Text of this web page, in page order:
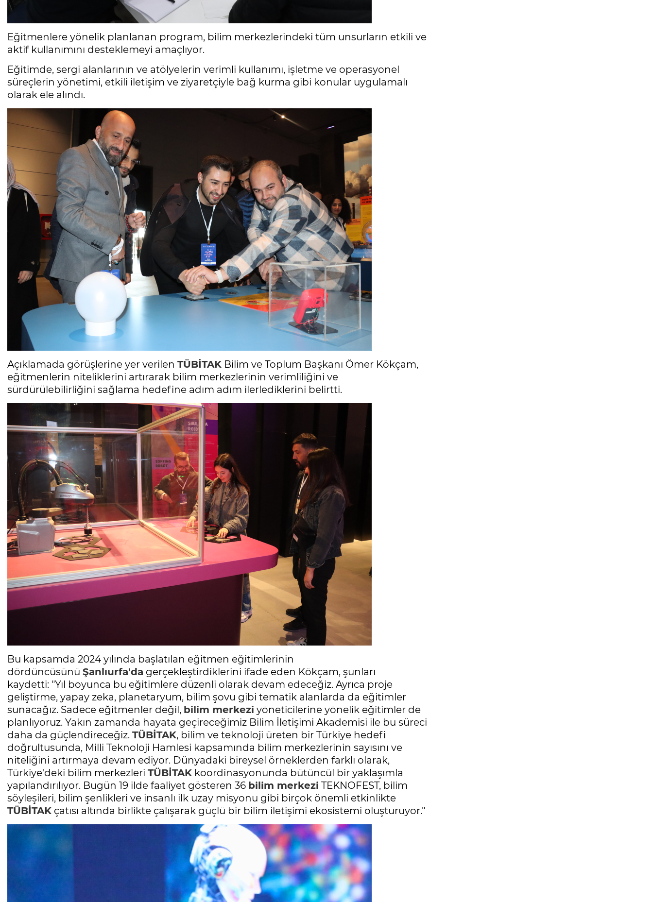
Eğitmenlere yönelik planlanan program, bilim merkezlerindeki tüm unsurların etkili ve
aktif kullanımını desteklemeyi amaçlıyor.
Eğitimde, sergi alanlarının ve atölyelerin verimli kullanımı, işletme ve operasyonel
süreçlerin yönetimi, etkili iletişim ve ziyaretçiyle bağ kurma gibi konular uygulamalı
olarak ele alındı.
Açıklamada görüşlerine yer verilen TÜBİTAK Bilim ve Toplum Başkanı Ömer Kökçam,
eğitmenlerin niteliklerini artırarak bilim merkezlerinin verimliliğini ve
sürdürülebilirliğini sağlama hedefine adım adım ilerlediklerini belirtti.
Bu kapsamda 2024 yılında başlatılan eğitmen eğitimlerinin
dördüncüsünü Şanlıurfa'da gerçekleştirdiklerini ifade eden Kökçam, şunları
kaydetti: "Yıl boyunca bu eğitimlere düzenli olarak devam edeceğiz. Ayrıca proje
geliştirme, yapay zeka, planetaryum, bilim şovu gibi tematik alanlarda da eğitimler
sunacağız. Sadece eğitmenler değil, bilim merkezi yöneticilerine yönelik eğitimler de
planlıyoruz. Yakın zamanda hayata geçireceğimiz Bilim İletişimi Akademisi ile bu süreci
daha da güçlendireceğiz. TÜBİTAK, bilim ve teknoloji üreten bir Türkiye hedefi
doğrultusunda, Milli Teknoloji Hamlesi kapsamında bilim merkezlerinin sayısını ve
niteliğini artırmaya devam ediyor. Dünyadaki bireysel örneklerden farklı olarak,
Türkiye'deki bilim merkezleri TÜBİTAK koordinasyonunda bütüncül bir yaklaşımla
yapılandırılıyor. Bugün 19 ilde faaliyet gösteren 36 bilim merkezi TEKNOFEST, bilim
söyleşileri, bilim şenlikleri ve insanlı ilk uzay misyonu gibi birçok önemli etkinlikte
TÜBİTAK çatısı altında birlikte çalışarak güçlü bir bilim iletişimi ekosistemi oluşturuyor."